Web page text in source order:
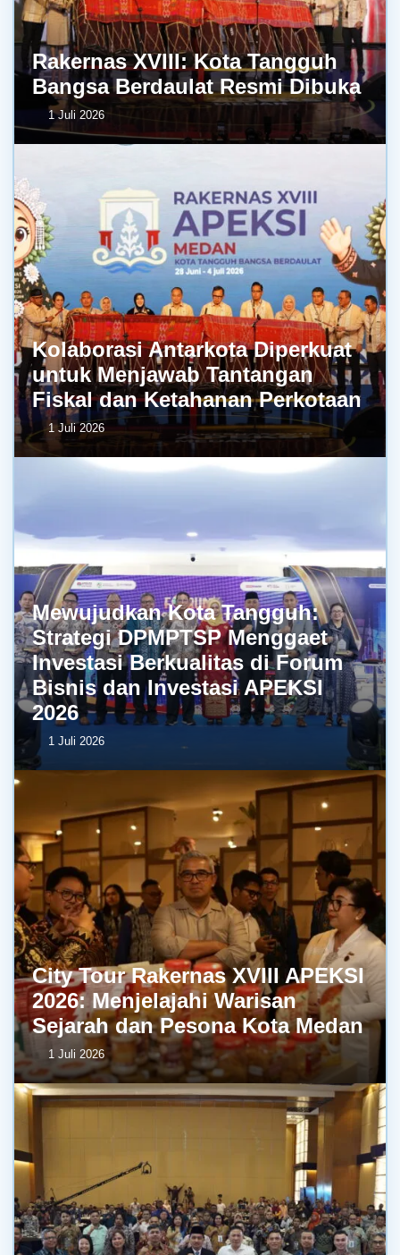
Rakernas XVIII: Kota Tangguh
Bangsa Berdaulat Resmi Dibuka
1 Juli 2026
Kolaborasi Antarkota Diperkuat
untuk Menjawab Tantangan
Fiskal dan Ketahanan Perkotaan
1 Juli 2026
Mewujudkan Kota Tangguh:
Strategi DPMPTSP Menggaet
Investasi Berkualitas di Forum
Bisnis dan Investasi APEKSI
2026
1 Juli 2026
City Tour Rakernas XVIII APEKSI
2026: Menjelajahi Warisan
Sejarah dan Pesona Kota Medan
1 Juli 2026